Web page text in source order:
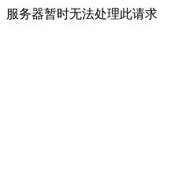
服务器暂时无法处理此请求